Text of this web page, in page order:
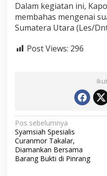
Dalam kegiatan ini,
membahas mengenai
Sumatera Utara (Les/
Post Views: 296
N
a
v
i
Pos sebelumnya
Syamsiah Spesialis
Curanmor Takalar,
Diamankan Bersama
Barang Bukti di Pinrang